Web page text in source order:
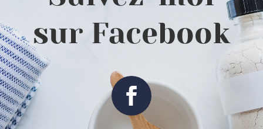
sur Facebook